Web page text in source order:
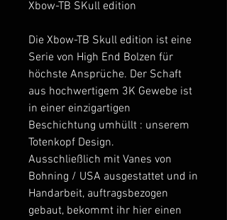
Xbow-TB SKull edition
Die Xbow-TB Skull edition ist eine
Serie von High End Bolzen für
höchste Ansprüche. Der Schaft
aus hochwertigem 3K Gewebe ist
in einer einzigartigen
Beschichtung umhüllt : unserem
Totenkopf Design.
Ausschließlich mit Vanes von
Bohning / USA ausgestattet und in
Handarbeit, auftragsbezogen
gebaut, bekommt ihr hier einen